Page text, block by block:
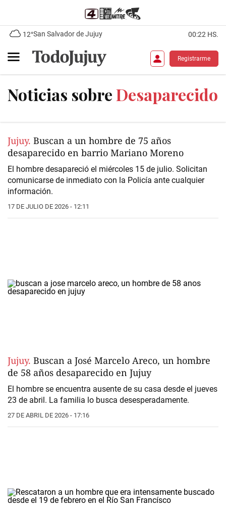
12°San Salvador de Jujuy 00:22 HS.
Registrarme
Noticias sobreDesaparecido
Jujuy. Buscan a un hombre de 75 años
desaparecido en barrio Mariano Moreno
El hombre desapareció el miércoles 15 de julio. Solicitan
comunicarse de inmediato con la Policía ante cualquier
información.
17 DE JULIO DE 2026 - 12:11
Jujuy. Buscan a José Marcelo Areco, un hombre
de 58 años desaparecido en Jujuy
El hombre se encuentra ausente de su casa desde el jueves
23 de abril. La familia lo busca desesperadamente.
27 DE ABRIL DE 2026 - 17:16